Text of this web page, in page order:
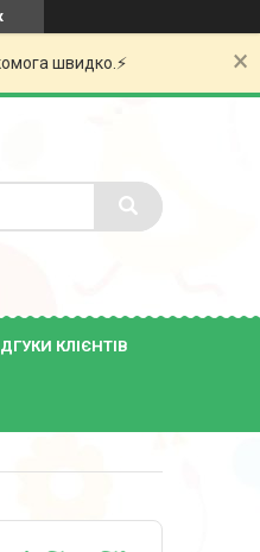
швидко.⚡️
КЛІЄНТІВ